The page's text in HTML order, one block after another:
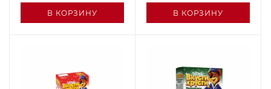
В КОРЗИНУ В КОРЗИНУ